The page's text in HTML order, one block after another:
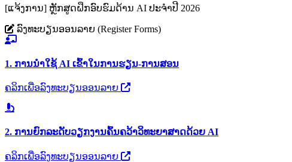
[ແຈ້ງການ] ຫຼັກສູດຝຶກອົບຮົມດ້ານ AI ປະຈຳປີ 2026
ລົງທະບຽນອອນລາຍ (Register Forms)
1. ການນຳໃຊ້ AI ເຂົ້າໃນການຮຽນ-ການສອນ
ຄລິກເພື່ອລົງທະບຽນອອນລາຍ
2. ການຍົກລະດັບວຽກງານຄົ້ນຄວ້າວິທະຍາສາດດ້ວຍ AI
ຄລິກເພື່ອລົງທະບຽນອອນລາຍ